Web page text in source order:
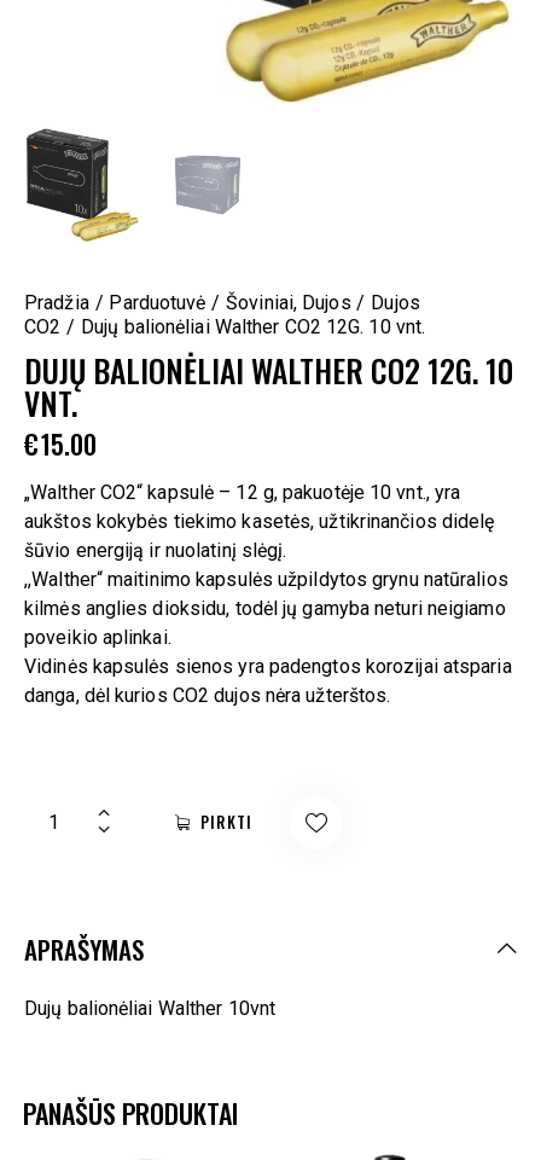
Pradžia Parduotuvė Šoviniai, Dujos
Dujos
CO2
Dujų balionėliai Walther CO2 12G. 10 vnt.
DUJŲ BALIONĖLIAI WALTHER CO2 12G. 10
VNT.
€15.00
„Walther CO2“ kapsulė – 12 g, pakuotėje 10 vnt., yra
aukštos kokybės tiekimo kasetės, užtikrinančios didelę
šūvio energiją ir nuolatinį slėgį.
,,Walther“ maitinimo kapsulės užpildytos grynu natūralios
kilmės anglies dioksidu, todėl jų gamyba neturi neigiamo
poveikio aplinkai.
Vidinės kapsulės sienos yra padengtos korozijai atsparia
danga, dėl kurios CO2 dujos nėra užterštos.
PIRKTI
APRAŠYMAS
Dujų balionėliai Walther 10vnt
PANAŠŪS PRODUKTAI